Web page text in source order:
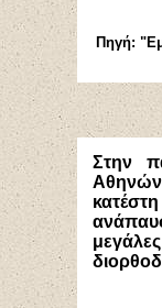
Πηγή:
Στην
Αθηνών